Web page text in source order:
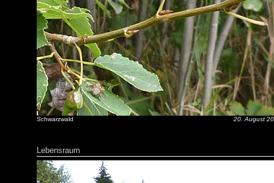
Schwarzwald 20. August
Lebensraum